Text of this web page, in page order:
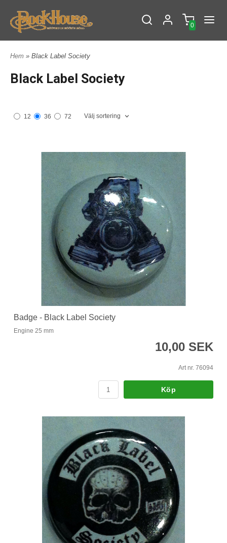
0
Hem » Black Label Society
Black Label Society
12 36 72 Välj sortering
Badge - Black Label Society
Engine 25 mm
10,00 SEK
Art nr. 76094
Köp